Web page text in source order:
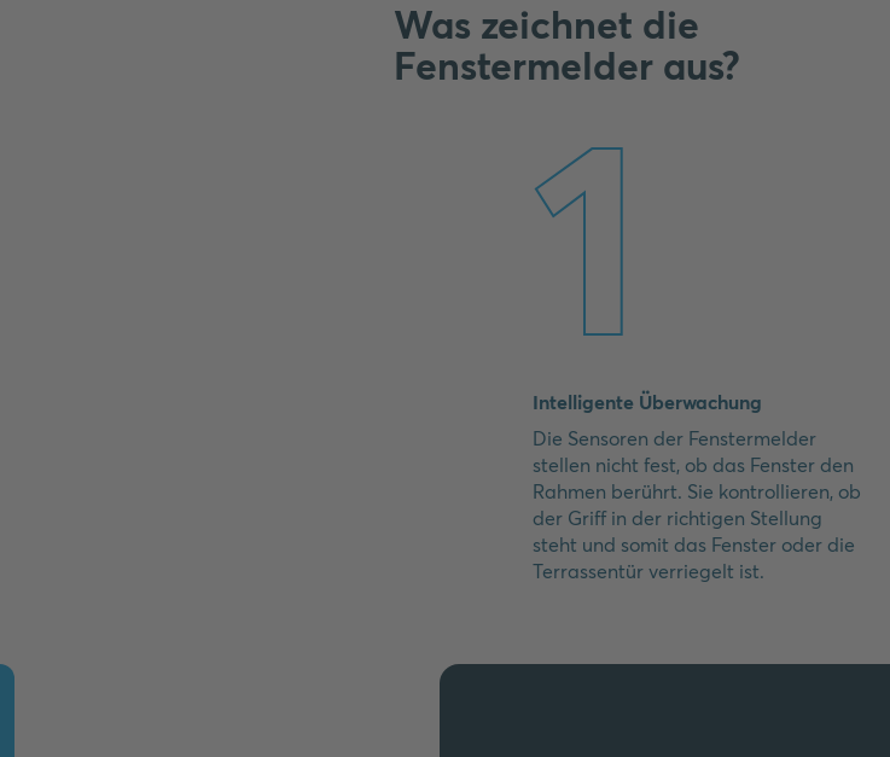
Was zeichnet die
Fenstermelder aus?
1
Intelligente Überwachung
Die Sensoren der Fenstermelder
stellen nicht fest, ob das Fenster den
Rahmen berührt. Sie kontrollieren, ob
der Griff in der richtigen Stellung
steht und somit das Fenster oder die
Terrassentür verriegelt ist.